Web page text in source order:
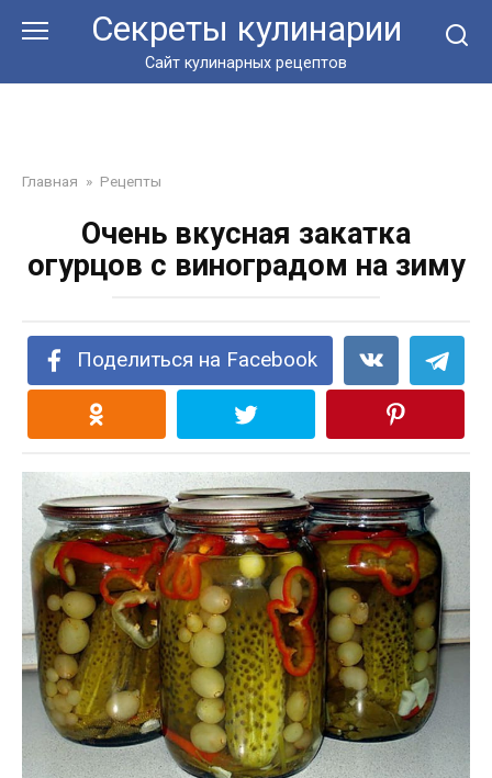
Секреты кулинарии
Сайт кулинарных рецептов
Главная » Рецепты
Очень вкусная закатка
огурцов с виноградом на зиму
Поделиться на Facebook